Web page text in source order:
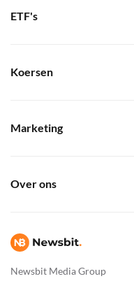
Newsbit Media Group
ETF's
Koersen
Marketing
Over ons